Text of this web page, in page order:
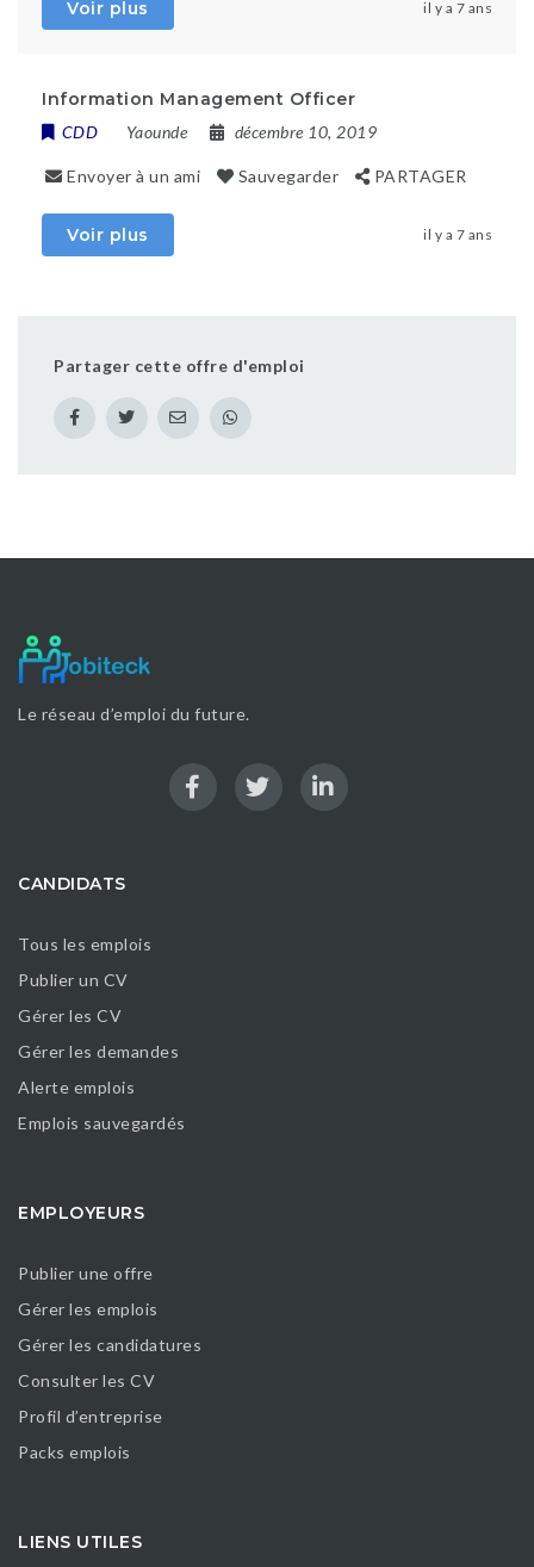
Voir plus il y a 7 ans
Information Management Officer
CDD Yaounde décembre 10, 2019
Envoyer à un ami Sauvegarder PARTAGER
Voir plus il y a 7 ans
Partager cette offre d'emploi
Le réseau d’emploi du future.
CANDIDATS
Tous les emplois
Publier un CV
Gérer les CV
Gérer les demandes
Alerte emplois
Emplois sauvegardés
EMPLOYEURS
Publier une offre
Gérer les emplois
Gérer les candidatures
Consulter les CV
Profil d’entreprise
Packs emplois
LIENS UTILES